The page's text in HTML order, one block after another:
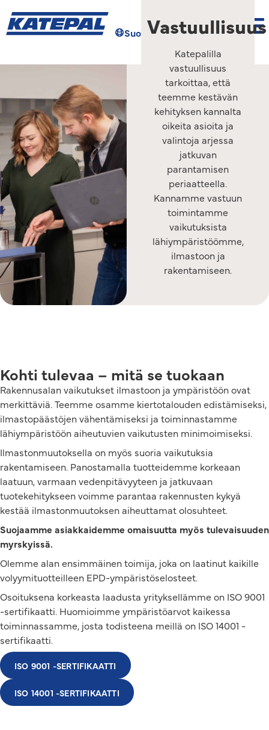
Suomi Hae
Vastuullisuus
Katepalilla
vastuullisuus
tarkoittaa, että
teemme kestävän
kehityksen kannalta
oikeita asioita ja
valintoja arjessa
jatkuvan
parantamisen
periaatteella.
Kannamme vastuun
toimintamme
vaikutuksista
lähiympäristöömme,
ilmastoon ja
rakentamiseen.
Kohti tulevaa – mitä se tuokaan
Rakennusalan vaikutukset ilmastoon ja ympäristöön ovat
merkittäviä. Teemme osamme kiertotalouden edistämiseksi,
ilmastopäästöjen vähentämiseksi ja toiminnastamme
lähiympäristöön aiheutuvien vaikutusten minimoimiseksi.
Ilmastonmuutoksella on myös suoria vaikutuksia
rakentamiseen. Panostamalla tuotteidemme korkeaan
laatuun, varmaan vedenpitävyyteen ja jatkuvaan
tuotekehitykseen voimme parantaa rakennusten kykyä
kestää ilmastonmuutoksen aiheuttamat olosuhteet.
Suojaamme asiakkaidemme omaisuutta myös tulevaisuuden
myrskyissä.
Olemme alan ensimmäinen toimija, joka on laatinut kaikille
volyymituotteilleen EPD-ympäristöselosteet.
Osoituksena korkeasta laadusta yrityksellämme on ISO 9001
-sertifikaatti. Huomioimme ympäristöarvot kaikessa
toiminnassamme, josta todisteena meillä on ISO 14001 -
sertifikaatti.
ISO 9001 -SERTIFIKAATTI
ISO 14001 -SERTIFIKAATTI